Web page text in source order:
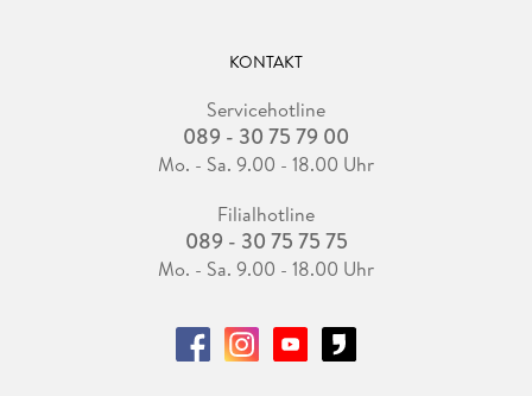
KONTAKT
Servicehotline
089 - 30 75 79 00
Mo. - Sa. 9.00 - 18.00 Uhr
Filialhotline
089 - 30 75 75 75
Mo. - Sa. 9.00 - 18.00 Uhr